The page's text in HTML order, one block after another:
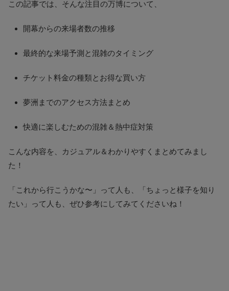
この記事では、そんな注目の万博について、
開幕からの来場者数の推移
最終的な来場予測と混雑のタイミング
チケット料金の種類とお得な買い方
夢洲までのアクセス方法まとめ
快適に楽しむための混雑＆熱中症対策
こんな内容を、カジュアル＆わかりやすくまとめてみまし
た！
「これから行こうかな〜」って人も、「ちょっと様子を知り
たい」って人も、ぜひ参考にしてみてくださいね！